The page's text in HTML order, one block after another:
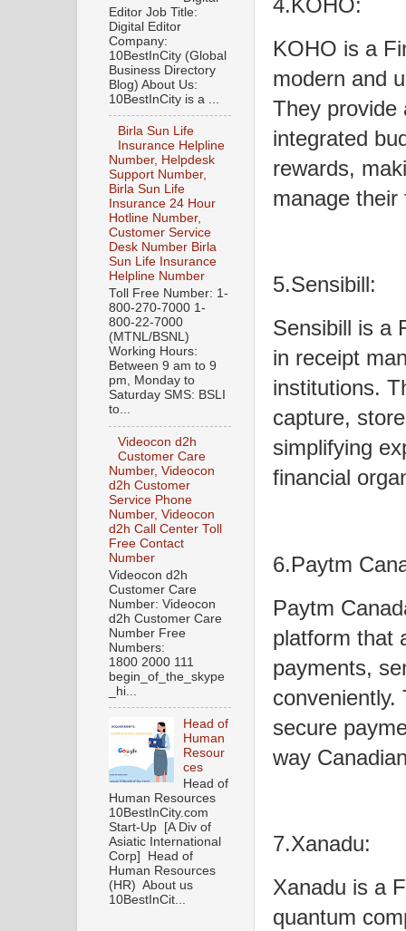
KOHO is a
modern and
They provide
integrated
rewards,
manage their
5.Sensibill:
Sensibill is a
in receipt
institutions.
capture,
simplifying
financial
6.Paytm
Paytm
platform that
payments,
conveniently.
secure
way
7.Xanadu:
Xanadu is a
quantum
Editor Job Title:
Digital Editor
Company:
10BestInCity (Global
Business Directory
Blog) About Us:
10BestInCity is a ...
Birla Sun Life
Insurance Helpline
Number, Helpdesk
Support Number,
Birla Sun Life
Insurance 24 Hour
Hotline Number,
Customer Service
Desk Number Birla
Sun Life Insurance
Helpline Number
Toll Free Number: 1-
800-270-7000 1-
800-22-7000
(MTNL/BSNL)
Working Hours:
Between 9 am to 9
pm, Monday to
Saturday SMS: BSLI
to...
Videocon d2h
Customer Care
Number, Videocon
d2h Customer
Service Phone
Number, Videocon
d2h Call Center Toll
Free Contact
Number
Videocon d2h
Customer Care
Number: Videocon
d2h Customer Care
Number Free
Numbers:
1800 2000 111
begin_of_the_skype
_hi...
Head of
Human
Resour
ces
Head of
Human Resources
10BestInCity.com
Start-Up [A Div of
Asiatic International
Corp] Head of
Human Resources
(HR) About us
10BestInCit...